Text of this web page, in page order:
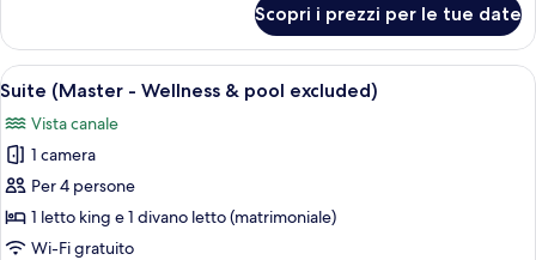
singoli
(Wellness
&
pool
excluded)
Superior
con
2
singoli
(Wellness
pool
excluded)
Scopri i prezzi per le tue date
Apri
tutte
le
foto
per
Suite
(Master
Camera d'albergo moderna con un
7
Suite (Master - Wellness & pool excluded)
Vista canale
1 camera
Per 4 persone
1 letto king e 1 divano letto (matrimoniale)
Wi-Fi gratuito